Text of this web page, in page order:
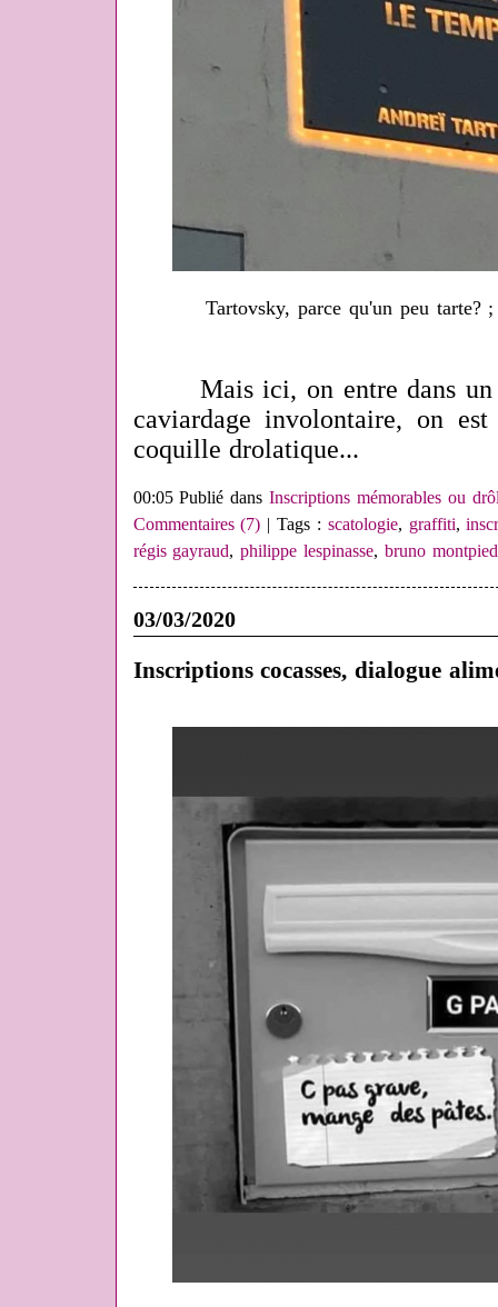
Tartovsky, parce qu'un peu tarte?
Mais ici, on entre dans un
caviardage involontaire, on
coquille drolatique...
00:05 Publié dansInscriptions mémorables ou
Commentaires (7) | Tags : scatologie, graffiti,
régis gayraud,philippe lespinasse, bruno montpied
03/03/2020
Inscriptions cocasses, dialogue